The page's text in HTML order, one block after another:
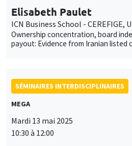
Elisabeth Paulet
ICN Business School - CEREFIGE,
Ownership concentration, board
payout: Evidence from Iranian listed
SÉMINAIRES INTERDISCIPLINAIRES
MEGA
Mardi 13 mai 2025
10:30 à 12:00